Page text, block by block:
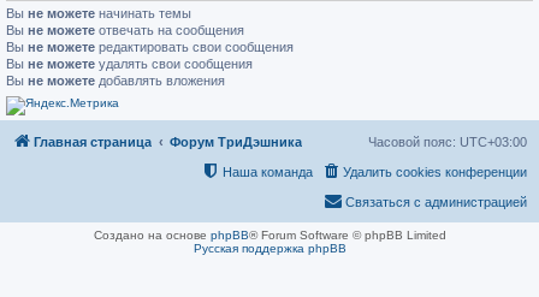
Вы не можете начинать темы
Вы не можете отвечать на сообщения
Вы не можете редактировать свои сообщения
Вы не можете удалять свои сообщения
Вы не можете добавлять вложения
Главная страница Форум ТриДэшника Часовой пояс: UTC+03:00
Удалить cookies конференции
Наша команда
Связаться с администрацией
Создано на основе phpBB® Forum Software © phpBB Limited
Русская поддержка phpBB